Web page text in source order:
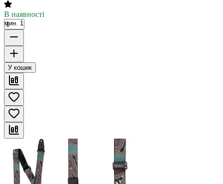
В наявності
мин. 1
У кошик